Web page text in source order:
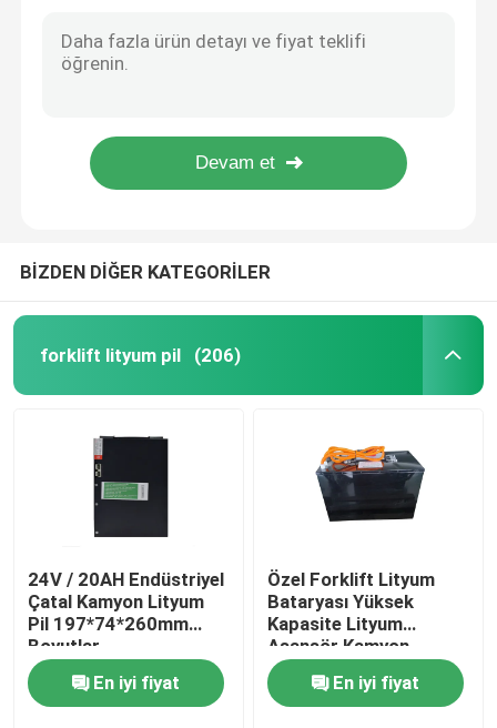
Elektrikli İstifleyici Pil
48V lityum golf arabası pil
BİZDEN DİĞER KATEGORİLER
forklift lityum pil (206)
24V / 20AH Endüstriyel
Çatal Kamyon Lityum
Pil 197*74*260mm
Boyutlar
En iyi fiyat
Özel Forklift Lityum
Bataryası Yüksek
Kapasite Lityum
Asansör Kamyon
Bataryası 400Ah
En iyi fiyat